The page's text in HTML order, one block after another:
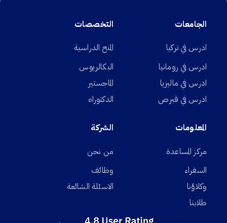
الجامعات
ادرس في تركيا
ادرس في رومانيا
ادرس في ماليزيا
ادرس في قبرص
التخصصات
المنح الدراسية
البكالريوس
الماجستير
الدكتوراه
المعلومات
مركز المساعدة
السفراء
وكلاؤنا
طلابنا
الشركة
من نحن
وظائف
الاسئلة الشائعة